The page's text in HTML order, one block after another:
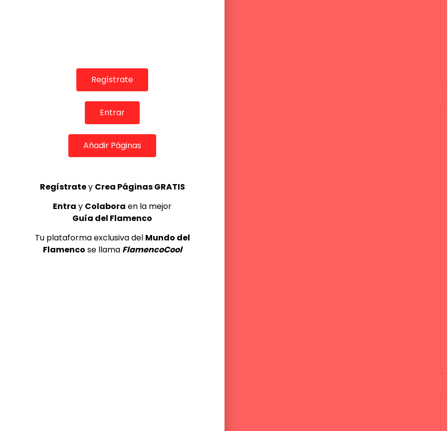
Regístrate
Entrar
Añadir Páginas
Regístratey Crea Páginas GRATIS
Entra y Colabora en la mejor
Guía del Flamenco
Tu plataforma exclusiva del Mundo del
Flamenco se llama FlamencoCool